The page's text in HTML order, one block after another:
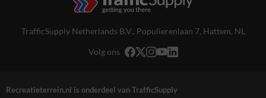
TrafficSupply Netherlands B.V., Populierenlaan 7, Hattem, NL
Volg ons
Recreatieterrein.nl is onderdeel van TrafficSupply